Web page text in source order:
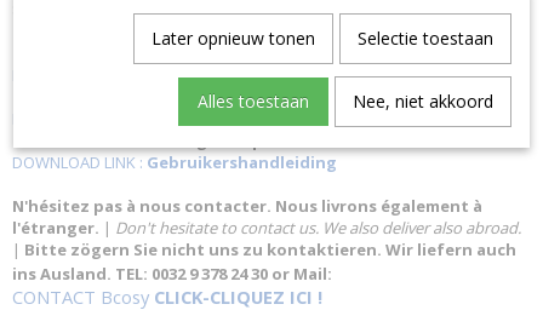
Extra informatie in volgende pdf :
Explosietekening
Extra informatie in volgende pdf :
DOWNLOAD LINK : Gebruikershandleiding
N'hésitez pas à nous contacter. Nous livrons également à
l'étranger. | Don't hesitate to contact us. We also deliver also abroad.
| Bitte zögern Sie nicht uns zu kontaktieren. Wir liefern auch
ins Ausland. TEL: 0032 9 378 24 30 or Mail:
CONTACT Bcosy CLICK-CLIQUEZ ICI !
Later opnieuw tonen Selectie toestaan
Alles toestaan Nee, niet akkoord